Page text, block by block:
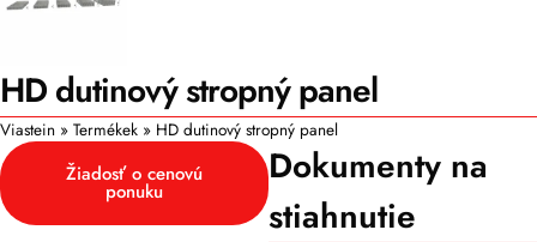
HD dutinový stropný panel
Viastein » Termékek » HD dutinový stropný panel
Žiadosť o cenovú
ponuku
Dokumenty na
stiahnutie